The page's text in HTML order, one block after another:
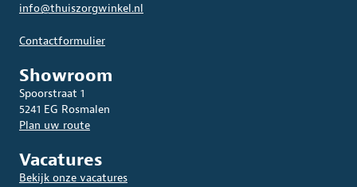
info@thuiszorgwinkel.nl
Contactformulier
Showroom
Spoorstraat 1
5241 EG Rosmalen
Plan uw route
Vacatures
Bekijk onze vacatures